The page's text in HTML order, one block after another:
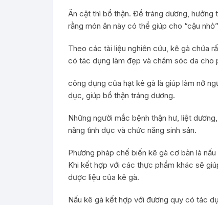
Ăn cật thì bổ thận. Để tráng dương, hưởng
rằng món ăn này có thể giúp cho “cậu
Theo các tài liệu nghiên cứu, kê gà chứa
có tác dụng làm đẹp và chăm sóc da cho
công dụng của hạt kê gà là giúp làm nở
dục, giúp bổ thận tráng dương.
Những người mắc bệnh thận hư, liệt
năng tình dục và chức năng sinh sản.
Phương pháp chế biến kê gà cơ bản là
Khi kết hợp với các thực phẩm khác sẽ
dược liệu của kê gà.
Nấu kê gà kết hợp với đương quy có tác